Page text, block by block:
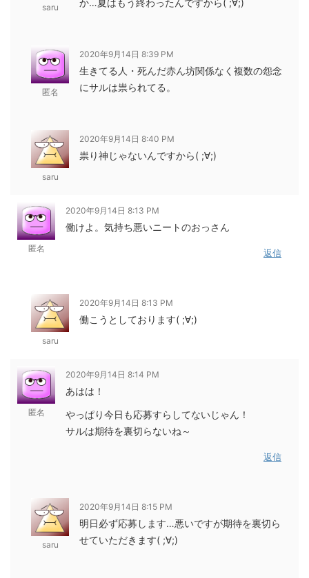
saru
か…夏はもう終わったんですから( ;∀;)
匿名
2020年9月14日 8:39 PM
生きてる人・死んだ赤ん坊関係なく複数の怨念
にサルは祟られてる。
saru
2020年9月14日 8:40 PM
祟り神じゃないんですから( ;∀;)
匿名
2020年9月14日 8:13 PM
働けよ。気持ち悪いニートのおっさん
返信
saru
2020年9月14日 8:13 PM
働こうとしております( ;∀;)
匿名
2020年9月14日 8:14 PM
あはは！
やっぱり今日も応募すらしてないじゃん！
サルは期待を裏切らないね～
返信
saru
2020年9月14日 8:15 PM
明日必ず応募します…悪いですが期待を裏切ら
せていただきます( ;∀;)